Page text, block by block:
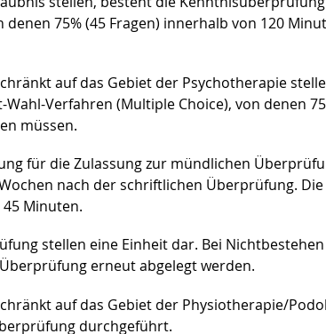
75% (45 Fragen) innerhalb von 120
auf das Gebiet der Psychotherapie
Verfahren (Multiple Choice), von denen
müssen.
für die Zulassung zur mündlichen
nach der schriftlichen Überprüfung. Die
Minuten.
stellen eine Einheit dar. Bei
erneut abgelegt werden.
auf das Gebiet der Physiotherapie/
durchgeführt.